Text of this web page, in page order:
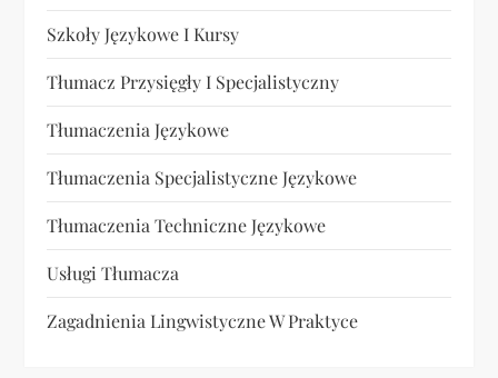
Szkoły Językowe I Kursy
Tłumacz Przysięgły I Specjalistyczny
Tłumaczenia Językowe
Tłumaczenia Specjalistyczne Językowe
Tłumaczenia Techniczne Językowe
Usługi Tłumacza
Zagadnienia Lingwistyczne W Praktyce